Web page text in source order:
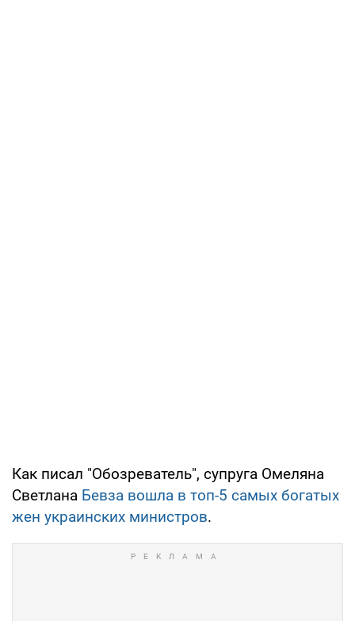
Как писал "Обозреватель", супруга Омеляна
Светлана Бевза вошла в топ-5 самых богатых
жен украинских министров.